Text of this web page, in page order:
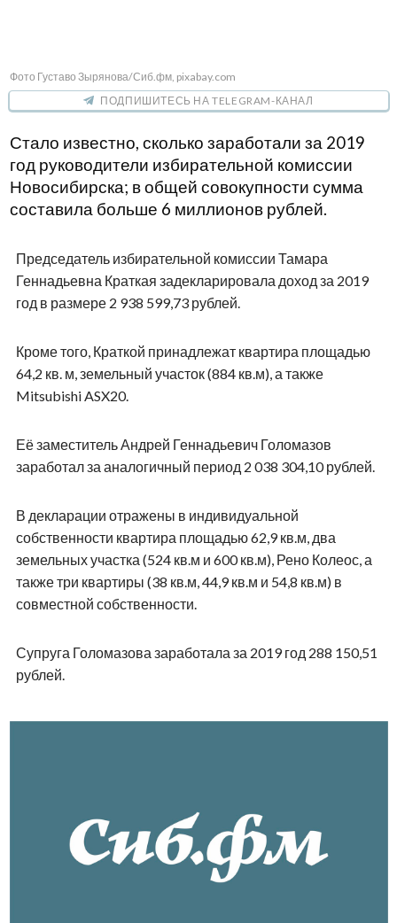
Фото Густаво Зырянова/Сиб.фм, pixabay.com
ПОДПИШИТЕСЬ НА TELEGRAM-КАНАЛ
Стало известно, сколько заработали за 2019
год руководители избирательной комиссии
Новосибирска; в общей совокупности сумма
составила больше 6 миллионов рублей.
Председатель избирательной комиссии Тамара
Геннадьевна Краткая задекларировала доход за 2019
год в размере 2 938 599,73 рублей.
Кроме того, Краткой принадлежат квартира площадью
64,2 кв. м, земельный участок (884 кв.м), а также
Mitsubishi ASX20.
Её заместитель Андрей Геннадьевич Голомазов
заработал за аналогичный период 2 038 304,10 рублей.
В декларации отражены в индивидуальной
собственности квартира площадью 62,9 кв.м, два
земельных участка (524 кв.м и 600 кв.м), Рено Колеос, а
также три квартиры (38 кв.м, 44,9 кв.м и 54,8 кв.м) в
совместной собственности.
Супруга Голомазова заработала за 2019 год 288 150,51
рублей.